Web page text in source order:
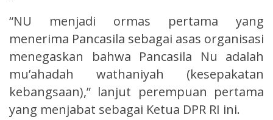
“NU menjadi ormas pertama yang
menerima Pancasila sebagai asas organisasi
menegaskan bahwa Pancasila Nu adalah
mu’ahadah wathaniyah (kesepakatan
kebangsaan),” lanjut perempuan pertama
yang menjabat sebagai Ketua DPR RI ini.